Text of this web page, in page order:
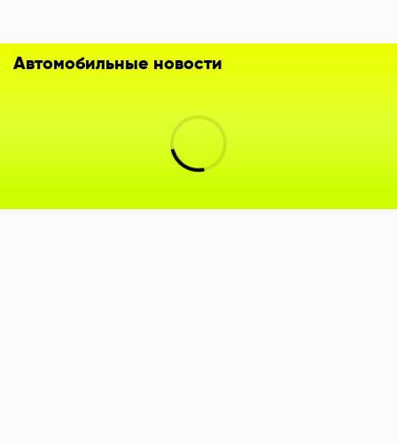
Автомобильные новости